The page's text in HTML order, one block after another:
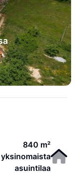
840 m²
yksinomaista
asuintilaa